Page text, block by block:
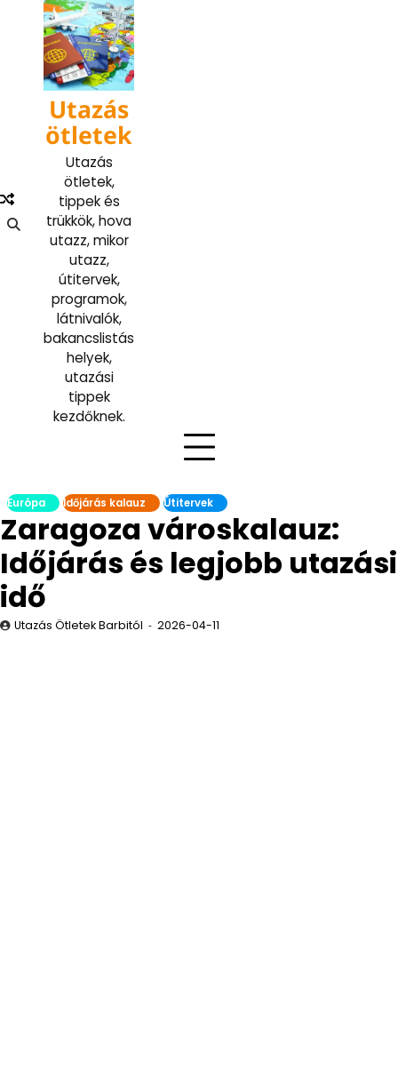
content
Utazás
ötletek
Utazás
ötletek,
tippek és
trükkök, hova
utazz, mikor
utazz,
útitervek,
programok,
látnivalók,
bakancslistás
helyek,
utazási
tippek
kezdőknek.
Európa Időjárás kalauz Útitervek
Zaragoza városkalauz:
Időjárás és legjobb utazási
idő
Utazás Ötletek Barbitól 2026-04-11